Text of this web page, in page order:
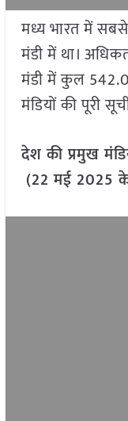
मध्य भारत में सबसे
मंडी में था।
मंडी में कुल
मंडियों की पूरी
देश की प्रमुख
(22 मई 2025